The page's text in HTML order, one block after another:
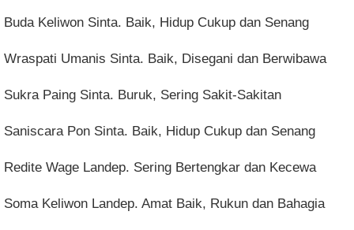
Buda Keliwon Sinta. Baik, Hidup Cukup dan Senang
Wraspati Umanis Sinta. Baik, Disegani dan Berwibawa
Sukra Paing Sinta. Buruk, Sering Sakit-Sakitan
Saniscara Pon Sinta. Baik, Hidup Cukup dan Senang
Redite Wage Landep. Sering Bertengkar dan Kecewa
Soma Keliwon Landep. Amat Baik, Rukun dan Bahagia